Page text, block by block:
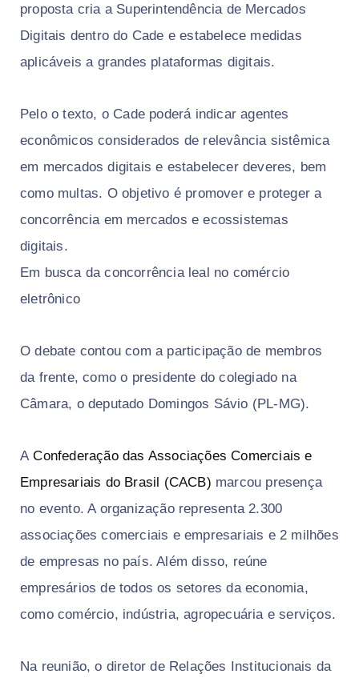
proposta cria a Superintendência de Mercados
Digitais dentro do Cade e estabelece medidas
aplicáveis a grandes plataformas digitais.
Pelo o texto, o Cade poderá indicar agentes
econômicos considerados de relevância sistêmica
em mercados digitais e estabelecer deveres, bem
como multas. O objetivo é promover e proteger a
concorrência em mercados e ecossistemas
digitais.
Em busca da concorrência leal no comércio
eletrônico
O debate contou com a participação de membros
da frente, como o presidente do colegiado na
Câmara, o deputado Domingos Sávio (PL-MG).
AConfederação das Associações Comerciais e
Empresariais do Brasil (CACB) marcou presença
no evento. A organização representa 2.300
associações comerciais e empresariais e 2 milhões
de empresas no país. Além disso, reúne
empresários de todos os setores da economia,
como comércio, indústria, agropecuária e serviços.
Na reunião, o diretor de Relações Institucionais da